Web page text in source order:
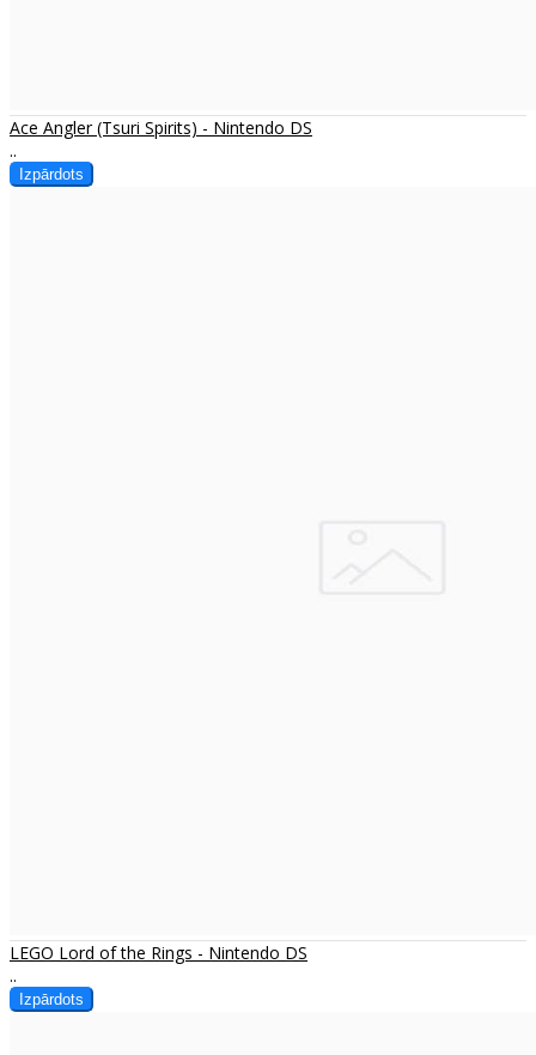
Ace Angler (Tsuri Spirits) - Nintendo DS
..
LEGO Lord of the Rings - Nintendo DS
..